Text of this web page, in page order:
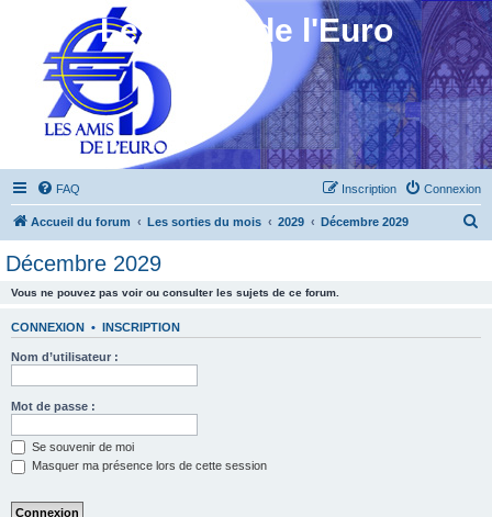
Les Amis de l'Euro
FAQ Connexion
Inscription
Accueil du forum Les sorties du mois 2029 Décembre 2029
Décembre 2029
Vous ne pouvez pas voir ou consulter les sujets de ce forum.
CONNEXION • INSCRIPTION
Nom d’utilisateur :
Mot de passe :
Se souvenir de moi
Masquer ma présence lors de cette session